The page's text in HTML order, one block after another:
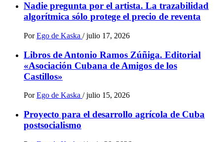
Nadie pregunta por el artista. La trazabilidad
algorítmica sólo protege el precio de reventa
Por Ego de Kaska / julio 17, 2026
Libros de Antonio Ramos Zúñiga. Editorial
«Asociación Cubana de Amigos de los
Castillos»
Por Ego de Kaska / julio 15, 2026
Proyecto para el desarrollo agrícola de Cuba
postsocialismo